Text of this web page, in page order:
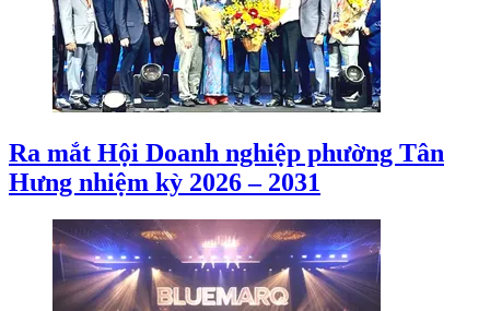
Ra mắt Hội Doanh nghiệp phường Tân
Hưng nhiệm kỳ 2026 – 2031